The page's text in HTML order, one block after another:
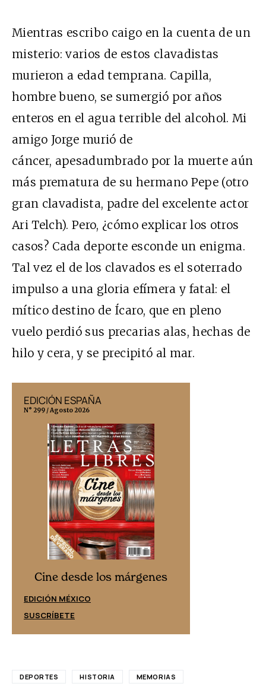
Mientras escribo caigo en la cuenta de un
misterio: varios de estos clavadistas
murieron a edad temprana. Capilla,
hombre bueno, se sumergió por años
enteros en el agua terrible del alcohol. Mi
amigo Jorge murió de
cáncer, apesadumbrado por la muerte aún
más prematura de su hermano Pepe (otro
gran clavadista, padre del excelente actor
Ari Telch). Pero, ¿cómo explicar los otros
casos? Cada deporte esconde un enigma.
Tal vez el de los clavados es el soterrado
impulso a una gloria efímera y fatal: el
mítico destino de Ícaro, que en pleno
vuelo perdió sus precarias alas, hechas de
hilo y cera, y se precipitó al mar.
EDICIÓN ESPAÑA
N° 299 / Agosto 2026
Cine desde los márgenes
EDICIÓN MÉXICO
SUSCRÍBETE
DEPORTES HISTORIA MEMORIAS